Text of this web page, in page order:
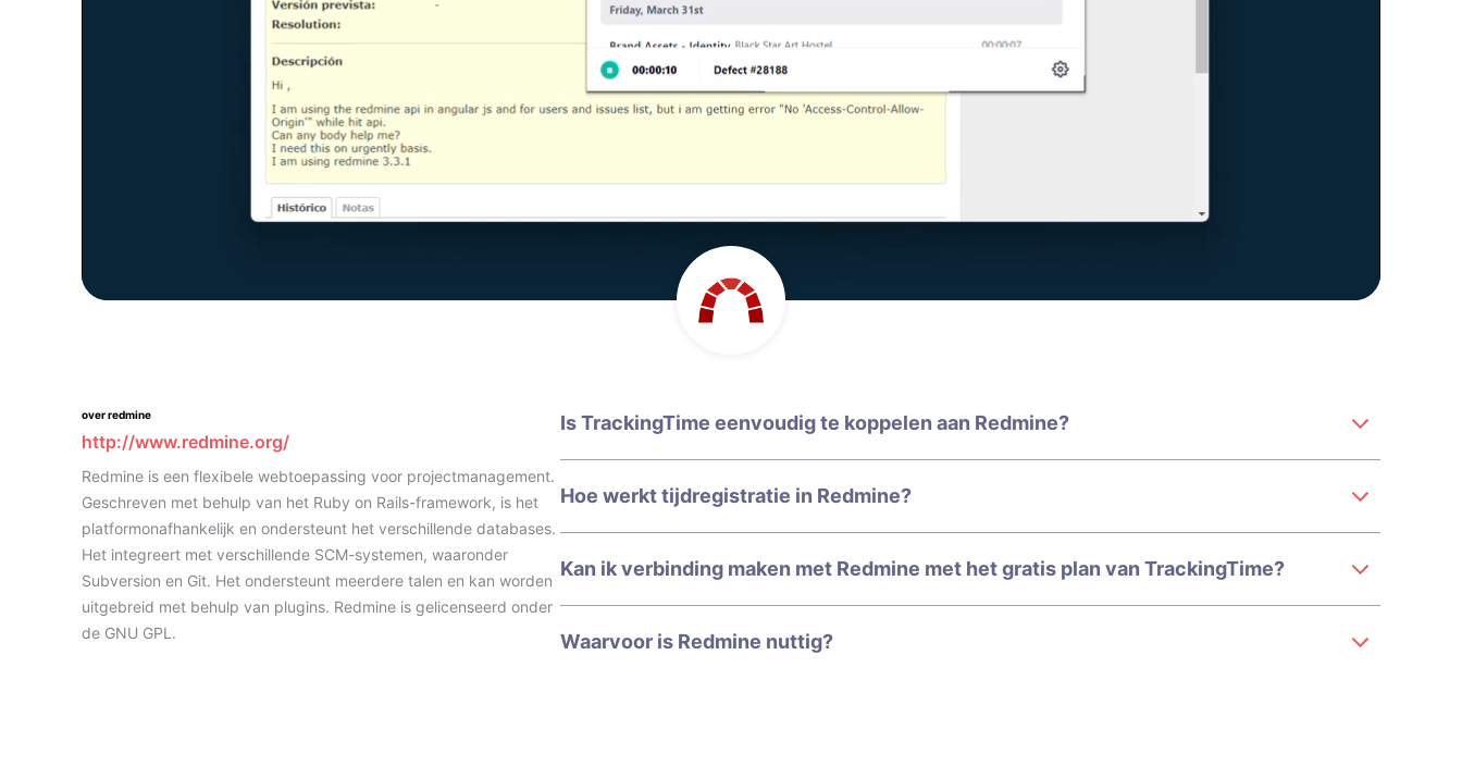
over redmine
http://www.redmine.org/
Redmine is een flexibele webtoepassing voor projectmanagement.
Geschreven met behulp van het Ruby on Rails-framework, is het
platformonafhankelijk en ondersteunt het verschillende databases.
Het integreert met verschillende SCM-systemen, waaronder
Subversion en Git. Het ondersteunt meerdere talen en kan worden
uitgebreid met behulp van plugins. Redmine is gelicenseerd onder
de GNU GPL.
Is TrackingTime eenvoudig te koppelen aan Redmine?
Hoe werkt tijdregistratie in Redmine?
Kan ik verbinding maken met Redmine met het gratis plan van TrackingTime?
Waarvoor is Redmine nuttig?